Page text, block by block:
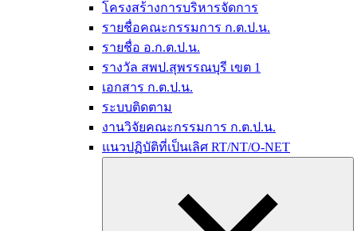
โครงสร้างการบริหารจัดการ
รายชื่อคณะกรรมการ ก.ต.ป.น.
รายชื่อ อ.ก.ต.ป.น.
รางวัล สพป.สุพรรณบุรี เขต 1
เอกสาร ก.ต.ป.น.
ระบบติดตาม
งานวิจัยคณะกรรมการ ก.ต.ป.น.
แนวปฏิบัติที่เป็นเลิศ RT/NT/O-NET